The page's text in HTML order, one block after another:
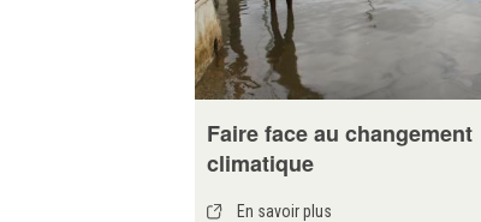
Faire face au changement
climatique
En savoir plus